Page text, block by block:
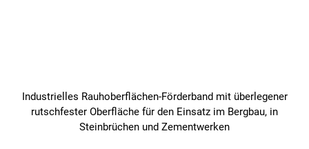
Industrielles Rauhoberflächen-Förderband mit überlegener
rutschfester Oberfläche für den Einsatz im Bergbau, in
Steinbrüchen und Zementwerken